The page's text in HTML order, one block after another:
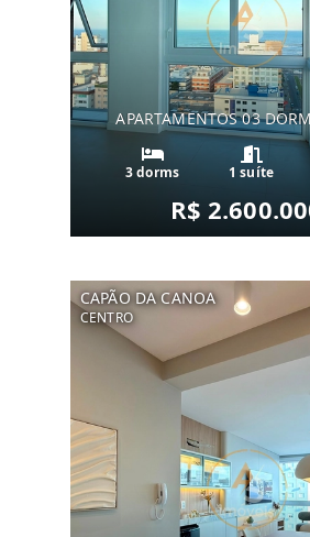
APARTAMENTOS 03
3 dorms 1 suíte
R$
CAPÃO DA CANOA
CENTRO